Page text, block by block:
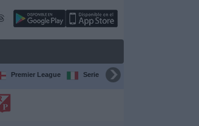
Premier League Serie A Italiana